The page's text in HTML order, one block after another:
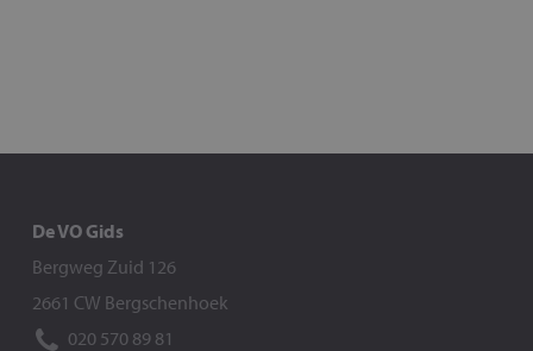
De VO Gids
Bergweg Zuid 126
2661 CW Bergschenhoek
020 570 89 81